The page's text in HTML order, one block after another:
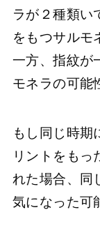
ラが２種類い
をもつサルモ
一方、指紋が
モネラの可能
もし同じ時期
リントをもっ
れた場合、同
気になった可